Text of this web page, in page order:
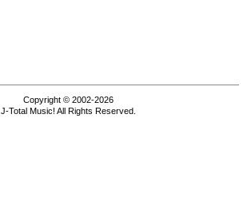
Copyright © 2002-2026
J-Total Music! All Rights Reserved.